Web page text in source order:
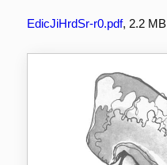
EdicJiHrdSr-r0.pdf, 2.2 MB